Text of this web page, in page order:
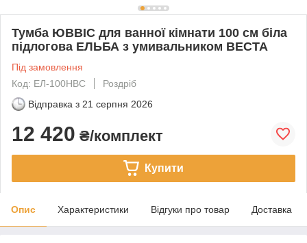
Тумба ЮВВІС для ванної кімнати 100 см біла
підлогова ЕЛЬБА з умивальником ВЕСТА
Під замовлення
Код: ЕЛ-100НВС
Роздріб
Відправка з 21 серпня 2026
12 420 ₴/комплект
Купити
Опис Характеристики Відгуки про товар Доставка